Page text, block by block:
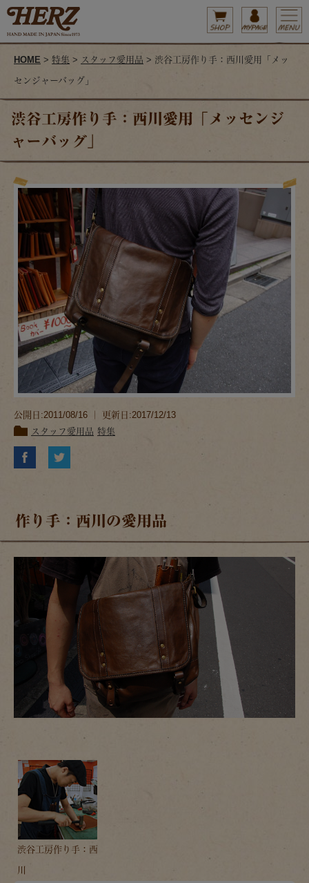
HOME > 特集 > スタッフ愛用品 > 渋谷工房作り手：西川愛用「メッ
センジャーバッグ」
渋谷工房作り手：西川愛用「メッセンジ
ャーバッグ」
公開日:2011/08/16 ｜ 更新日:2017/12/13
スタッフ愛用品 特集
作り手：西川の愛用品
渋谷工房作り手：西
川